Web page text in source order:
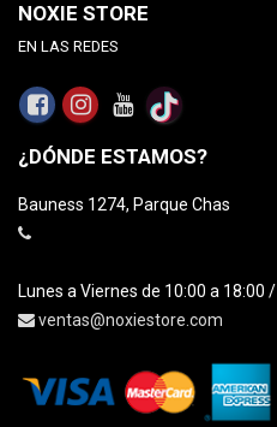
NOXIE STORE
EN LAS REDES
¿DÓNDE ESTAMOS?
Bauness 1274, Parque Chas
Lunes a Viernes de 10:00 a 18:00
ventas@noxiestore.com